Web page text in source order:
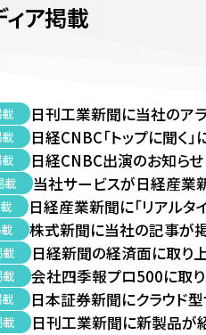
ィア掲載
日刊工業新聞に当社のア
日経CNBC「トップに聞く
日経CNBC出演のお知らせ
載 当社サービスが日経産業
日経産業新聞に「リアルタ
株式新聞に当社の記事が
載 日経新聞の経済面に取り
載 会社四季報プロ500に取
日本証券新聞にクラウド
載 日刊工業新聞に新製品が